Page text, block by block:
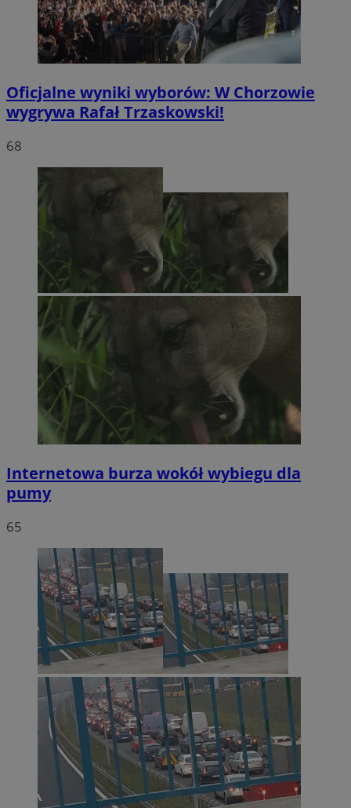
Oficjalne wyniki wyborów: W Chorzowie
wygrywa Rafał Trzaskowski!
68
Internetowa burza wokół wybiegu dla
pumy
65